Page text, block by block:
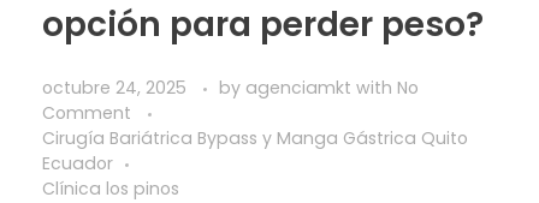
opción para perder peso?
octubre 24, 2025 by agenciamkt with No
Comment
Cirugía Bariátrica Bypass y Manga Gástrica Quito
Ecuador
Clínica los pinos